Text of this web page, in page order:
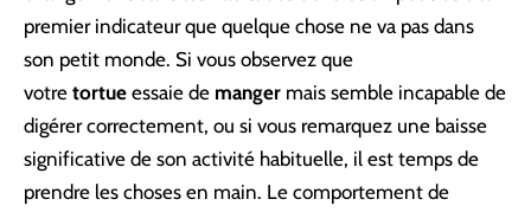
premier indicateur que quelque chose ne va pas dans
son petit monde. Si vous observez que
votre tortue essaie de manger mais semble incapable de
digérer correctement, ou si vous remarquez une baisse
significative de son activité habituelle, il est temps de
prendre les choses en main. Le comportement de